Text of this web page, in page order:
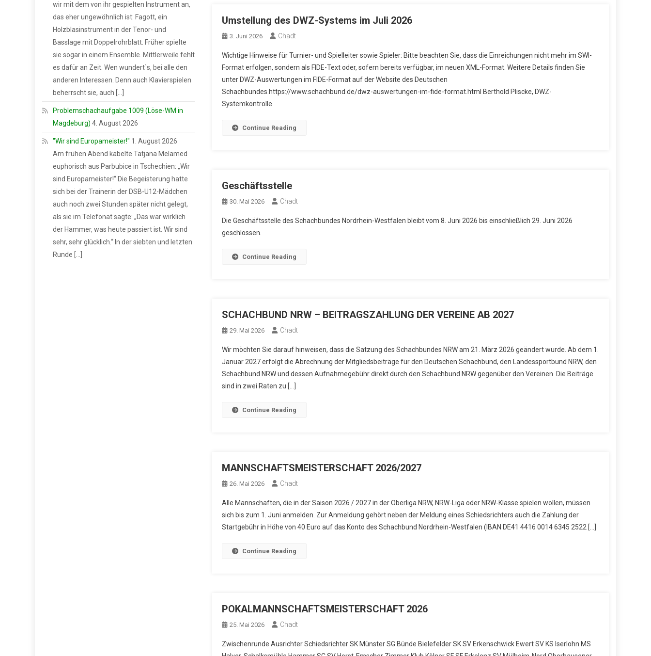
Umstellung des DWZ-Systems im Juli 2026
3. Juni 2026 Chadt
Wichtige Hinweise für Turnier- und Spielleiter sowie Spieler: Bitte beachten Sie, dass die Einreichungen nicht mehr im SWI-
Format erfolgen, sondern als FIDE-Text oder, sofern bereits verfügbar, im neuen XML-Format. Weitere Details finden Sie
unter DWZ-Auswertungen im FIDE-Format auf der Website des Deutschen
Schachbundes.https://www.schachbund.de/dwz-auswertungen-im-fide-format.html Berthold Pliscke, DWZ-
Systemkontrolle
Continue Reading
Geschäftsstelle
30. Mai 2026 Chadt
Die Geschäftsstelle des Schachbundes Nordrhein-Westfalen bleibt vom 8. Juni 2026 bis einschließlich 29. Juni 2026
geschlossen.
Continue Reading
SCHACHBUND NRW – BEITRAGSZAHLUNG DER VEREINE AB 2027
29. Mai 2026 Chadt
Wir möchten Sie darauf hinweisen, dass die Satzung des Schachbundes NRW am 21. März 2026 geändert wurde. Ab dem 1.
Januar 2027 erfolgt die Abrechnung der Mitgliedsbeiträge für den Deutschen Schachbund, den Landessportbund NRW, den
Schachbund NRW und dessen Aufnahmegebühr direkt durch den Schachbund NRW gegenüber den Vereinen. Die Beiträge
sind in zwei Raten zu […]
Continue Reading
MANNSCHAFTSMEISTERSCHAFT 2026/2027
26. Mai 2026 Chadt
Alle Mannschaften, die in der Saison 2026 / 2027 in der Oberliga NRW, NRW-Liga oder NRW-Klasse spielen wollen, müssen
sich bis zum 1. Juni anmelden. Zur Anmeldung gehört neben der Meldung eines Schiedsrichters auch die Zahlung der
Startgebühr in Höhe von 40 Euro auf das Konto des Schachbund Nordrhein-Westfalen (IBAN DE41 4416 0014 6345 2522 […]
Continue Reading
POKALMANNSCHAFTSMEISTERSCHAFT 2026
25. Mai 2026 Chadt
Zwischenrunde Ausrichter Schiedsrichter SK Münster SG Bünde Bielefelder SK SV Erkenschwick Ewert SV KS Iserlohn MS
wir mit dem von ihr gespielten Instrument an,
das eher ungewöhnlich ist: Fagott, ein
Holzblasinstrument in der Tenor- und
Basslage mit Doppelrohrblatt. Früher spielte
sie sogar in einem Ensemble. Mittlerweile fehlt
es dafür an Zeit. Wen wundert`s, bei alle den
anderen Interessen. Denn auch Klavierspielen
beherrscht sie, auch […]
Problemschachaufgabe 1009 (Löse-WM in
Magdeburg) 4. August 2026
"Wir sind Europameister!" 1. August 2026
Am frühen Abend kabelte Tatjana Melamed
euphorisch aus Parbubice in Tschechien: „Wir
sind Europameister!“ Die Begeisterung hatte
sich bei der Trainerin der DSB-U12-Mädchen
auch noch zwei Stunden später nicht gelegt,
als sie im Telefonat sagte: „Das war wirklich
der Hammer, was heute passiert ist. Wir sind
sehr, sehr glücklich.“ In der siebten und letzten
Runde […]